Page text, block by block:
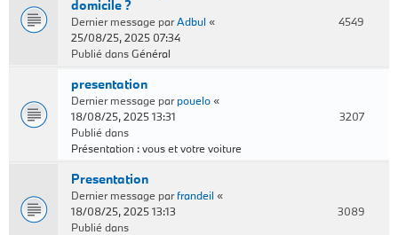
domicile ?
Dernier message parAdbul «
25/08/25, 2025 07:34
Publié dansGénéral
4549
presentation
Dernier message parpouelo«
18/08/25, 2025 13:31
Publié dans
Présentation : vous et votre voiture
3207
Presentation
Dernier message parfrandeil «
18/08/25, 2025 13:13
Publié dans
3089